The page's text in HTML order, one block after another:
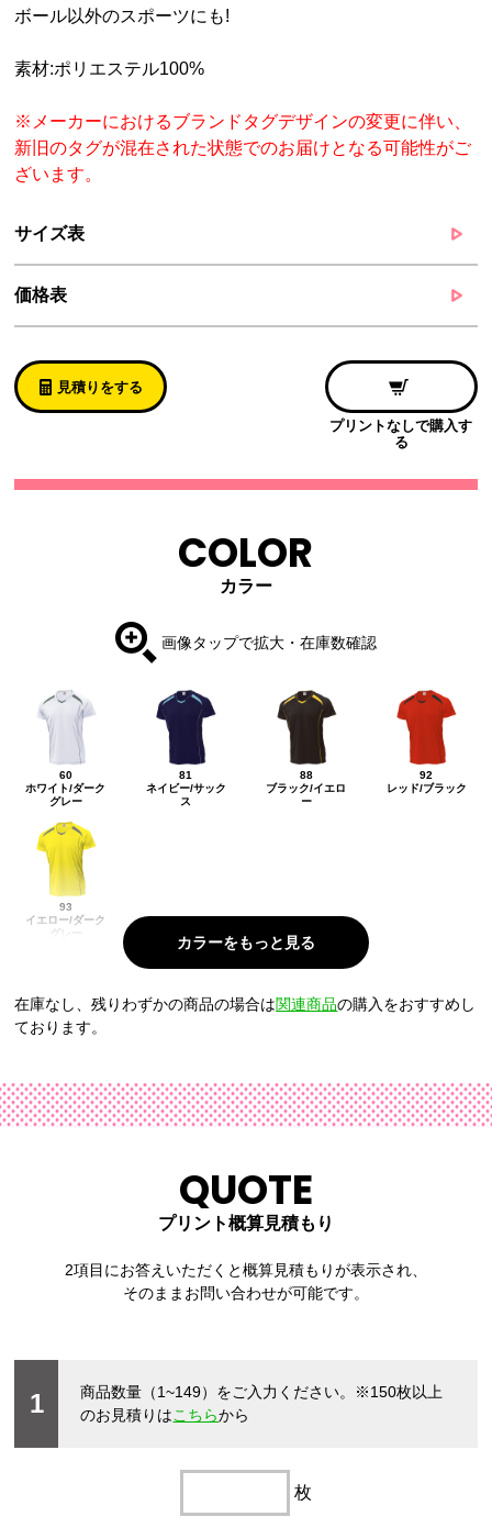
ボール以外のスポーツにも!
素材:ポリエステル100%
※メーカーにおけるブランドタグデザインの変更に伴い、
新旧のタグが混在された状態でのお届けとなる可能性がご
ざいます。
サイズ表
価格表
見積りをする
プリントなしで購入す
る
COLOR
カラー
画像タップで拡大・在庫数確認
60
ホワイト/ダーク
グレー
81
ネイビー/サック
ス
88
ブラック/イエロ
ー
92
レッド/ブラック
93
イエロー/ダーク
グレー
在庫なし、残りわずかの商品の場合は関連商品の購入をおすすめし
ております。
QUOTE
プリント概算見積もり
2項目にお答えいただくと概算見積もりが表示され、
そのままお問い合わせが可能です。
1 商品数量（1~149）をご入力ください。 ※150枚以上
のお見積りはこちらから
枚